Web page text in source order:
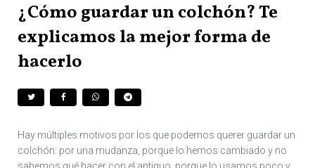
¿Cómo guardar un colchón? Te
explicamos la mejor forma de
hacerlo
Hay múltiples motivos por los que podemos querer guardar un
colchón: por una mudanza, porque lo hemos cambiado y no